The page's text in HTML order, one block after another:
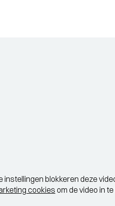
instellingen blokkeren deze
cookies om de video in